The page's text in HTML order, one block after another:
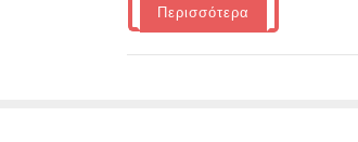
Περισσότερα